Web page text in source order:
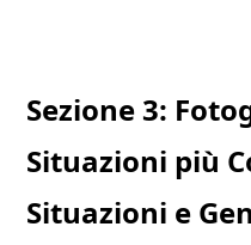
Sezione 3:
Situazioni più
Situazioni e